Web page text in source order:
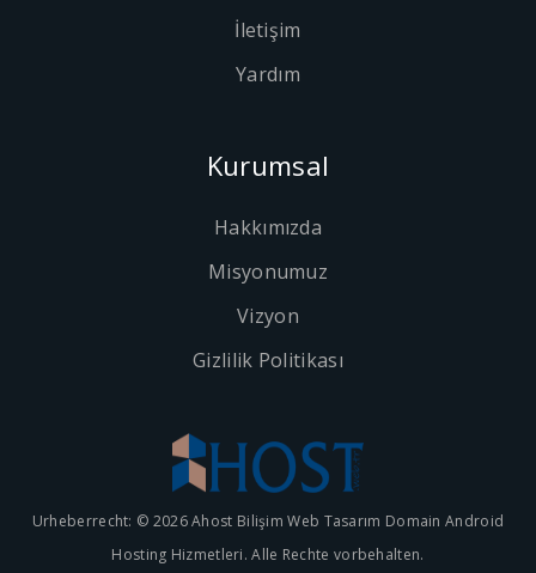
İletişim
Yardım
Kurumsal
Hakkımızda
Misyonumuz
Vizyon
Gizlilik Politikası
Urheberrecht: © 2026 Ahost Bilişim Web Tasarım Domain Android
Hosting Hizmetleri. Alle Rechte vorbehalten.